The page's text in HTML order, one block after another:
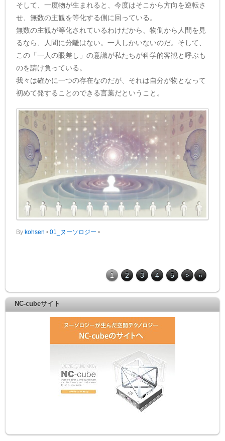
そして、一度物が生まれると、今度はそこから方向を逆転さ
せ、無数の主観を等化する側に回っている。
無数の主観が等化されているわけだから、物側から人間を見
るなら、人間に分離はない。一人しかいないのだ。そして、
この「一人の眼差し」の意識が私たちが科学的客観と呼ぶも
のを請け負っている。
我々は確かに一つの存在なのだが、それは自分が物となって
初めて発することのできる言葉だということ。
Bykohsen • 01_ヌーソロジー •
1 2 3 4 5 > »
NC-cubeサイト